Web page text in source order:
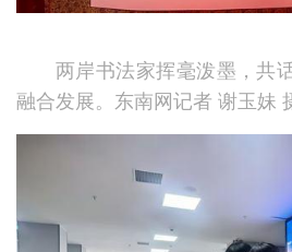
两岸书法家挥毫泼墨，共
融合发展。东南网记者 谢玉妹